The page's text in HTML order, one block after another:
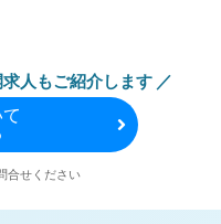
人もご紹介します
合せください